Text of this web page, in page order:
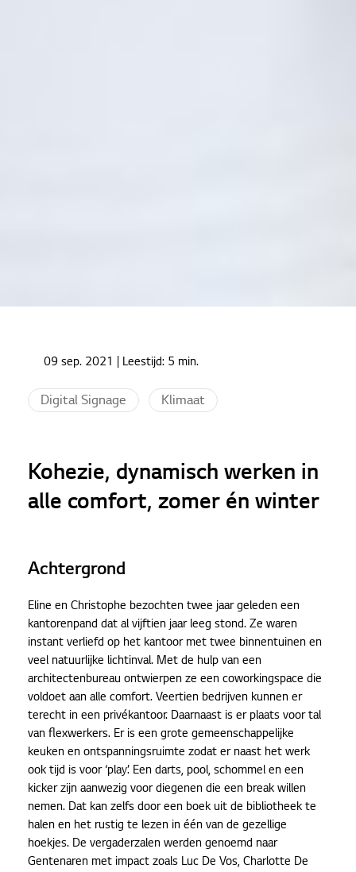
Kohezie, dynamisch werken in alle comfort, zomer
én winter
09 sep. 2021 | Leestijd: 5 min.
Digital Signage Klimaat
Kohezie, dynamisch werken in
alle comfort, zomer én winter
Achtergrond
Eline en Christophe bezochten twee jaar geleden een
kantorenpand dat al vijftien jaar leeg stond. Ze waren
instant verliefd op het kantoor met twee binnentuinen en
veel natuurlijke lichtinval. Met de hulp van een
architectenbureau ontwierpen ze een coworkingspace die
voldoet aan alle comfort. Veertien bedrijven kunnen er
terecht in een privékantoor. Daarnaast is er plaats voor tal
van flexwerkers. Er is een grote gemeenschappelijke
keuken en ontspanningsruimte zodat er naast het werk
ook tijd is voor ‘play’. Een darts, pool, schommel en een
kicker zijn aanwezig voor diegenen die een break willen
nemen. Dat kan zelfs door een boek uit de bibliotheek te
halen en het rustig te lezen in één van de gezellige
hoekjes. De vergaderzalen werden genoemd naar
Gentenaren met impact zoals Luc De Vos, Charlotte De